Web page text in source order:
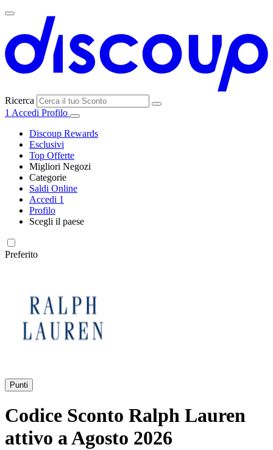
Ricerca
1 Accedi Profilo
Discoup Rewards
Esclusivi
Top Offerte
Migliori Negozi
SHEIN
eBay
Categorie
Elettronica e
e Accessori
Vacanze e
Saldi Online
Accedi 1
Profilo
Scegli il paese
Preferito
Punti
Codice Sconto Ralph Lauren
attivo a Agosto 2026